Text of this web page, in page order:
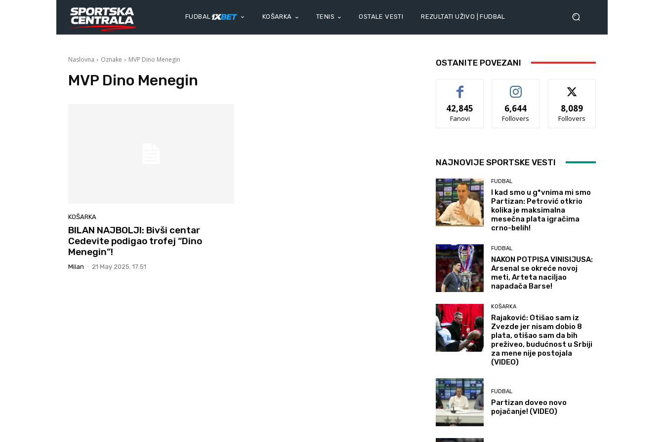
FUDBAL KOŠARKA TENIS OSTALE VESTI REZULTATI UŽIVO | FUDBAL
Naslovna Oznake MVP Dino Menegin
MVP Dino Menegin
KOŠARKA
BILAN NAJBOLJI: Bivši centar
Cedevite podigao trofej “Dino
Menegin”!
Milan - 21 May 2025. 17:51
OSTANITE POVEZANI
42,845
Fanovi
6,644
Follovers
8,089
Follovers
NAJNOVIJE SPORTSKE VESTI
FUDBAL
I kad smo u g*vnima mi smo
Partizan: Petrović otkrio
kolika je maksimalna
mesečna plata igračima
crno-belih!
FUDBAL
NAKON POTPISA VINISIJUSA:
Arsenal se okreće novoj
meti, Arteta naciljao
napadača Barse!
KOŠARKA
Rajaković: Otišao sam iz
Zvezde jer nisam dobio 8
plata, otišao sam da bih
preživeo, budućnost u Srbiji
za mene nije postojala
(VIDEO)
FUDBAL
Partizan doveo novo
pojačanje! (VIDEO)